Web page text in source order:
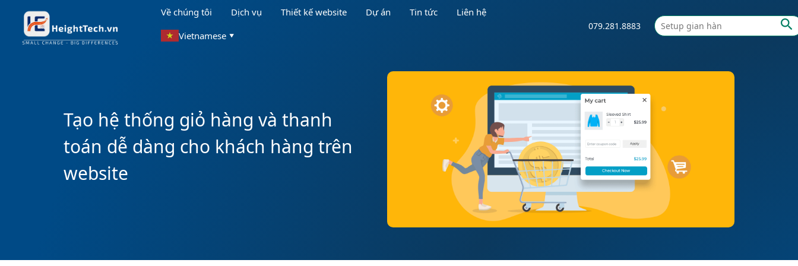
Về chúng tôi Dịch vụ Thiết kế website Dự án Tin tức
Liên hệ
Vietnamese ▼
079.281.8883
Tạo hệ thống giỏ hàng và thanh
toán dễ dàng cho khách hàng trên
website